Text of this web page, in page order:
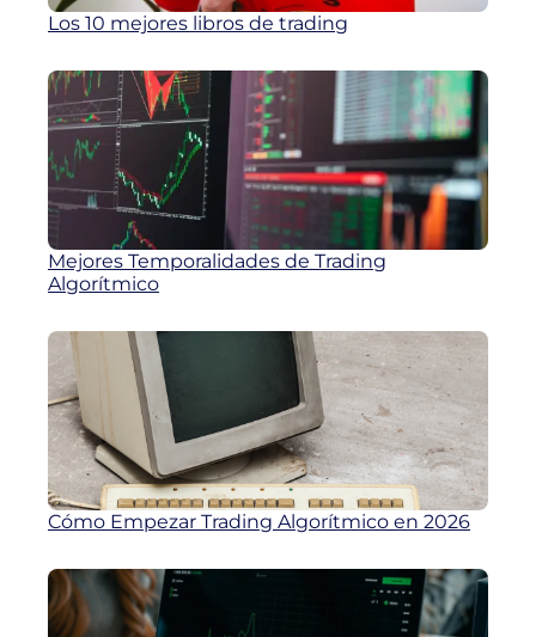
Los 10 mejores libros de trading
Mejores Temporalidades de Trading
Algorítmico
Cómo Empezar Trading Algorítmico en 2026